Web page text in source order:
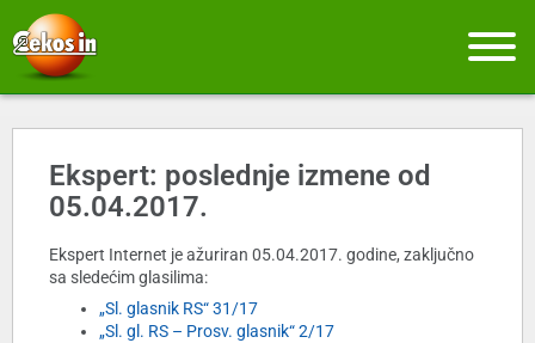
Ekspert: poslednje izmene od
05.04.2017.
Ekspert Internet je ažuriran 05.04.2017. godine, zaključno
sa sledećim glasilima:
„Sl. glasnik RS“ 31/17
„Sl. gl. RS – Prosv. glasnik“ 2/17